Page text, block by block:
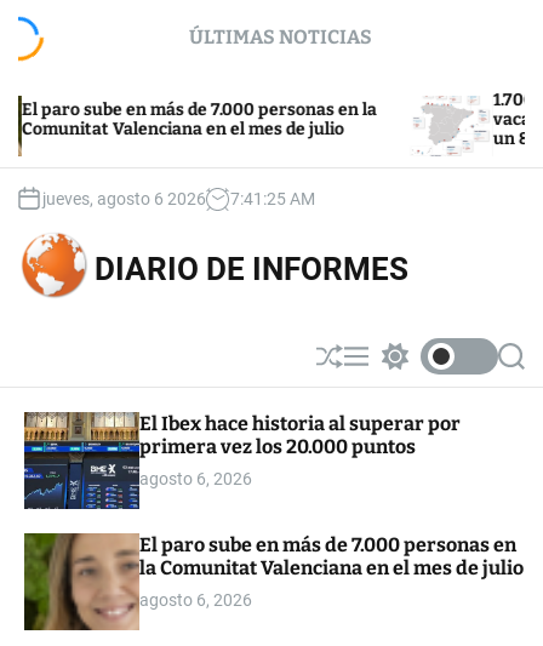
c
ÚLTIMAS NOTICIAS
sube en más de 7.000 personas en la
Valenciana en el mes de julio
1.700 euros
vacacional
un 8%
jueves, agosto 6 2026 7:41 :26AM
DIARIO DE INFORMES
S
h
ff
l
M
e
u
w
t
c
o
r
S
e
El Ibex hace historia al superar por
primera vez los 20.000 puntos
agosto 6, 2026
El paro sube en más de 7.000 personas en
la Comunitat Valenciana en el mes de julio
agosto 6, 2026